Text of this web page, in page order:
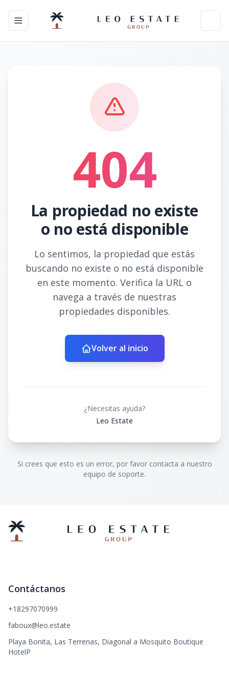
Toggle navigation menu
404
La propiedad no existe
o no está disponible
Lo sentimos, la propiedad que estás
buscando no existe o no está disponible
en este momento. Verifica la URL o
navega a través de nuestras
propiedades disponibles.
Volver al inicio
¿Necesitas ayuda?
Leo Estate
Si crees que esto es un error, por favor contacta a nuestro
equipo de soporte.
Contáctanos
+18297070999
faboux@leo.estate
Playa Bonita, Las Terrenas, Diagonal a Mosquito Boutique
HotelP